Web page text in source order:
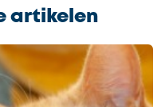
artikelen